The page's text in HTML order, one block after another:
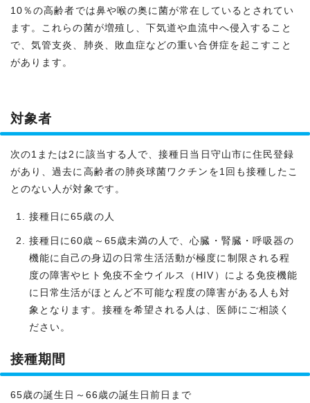
10％の高齢者では鼻や喉の奥に菌が常在しているとされてい
ます。これらの菌が増殖し、下気道や血流中へ侵入すること
で、気管支炎、肺炎、敗血症などの重い合併症を起こすこと
があります。
対象者
次の1または2に該当する人で、接種日当日守山市に住民登録
があり、過去に高齢者の肺炎球菌ワクチンを1回も接種したこ
とのない人が対象です。
接種日に65歳の人
接種日に60歳～65歳未満の人で、心臓・腎臓・呼吸器の
機能に自己の身辺の日常生活活動が極度に制限される程
度の障害やヒト免疫不全ウイルス（HIV）による免疫機能
に日常生活がほとんど不可能な程度の障害がある人も対
象となります。接種を希望される人は、医師にご相談く
ださい。
接種期間
65歳の誕生日～66歳の誕生日前日まで